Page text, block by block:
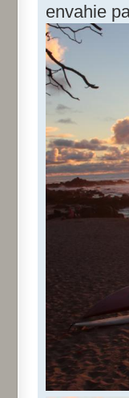
envahie